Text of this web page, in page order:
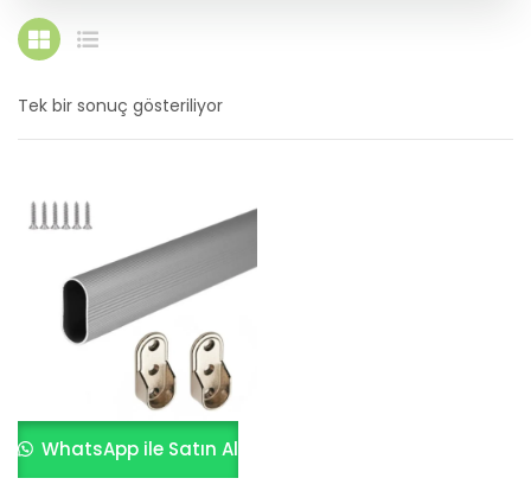
Tek bir sonuç gösteriliyor
WhatsApp ile Satın Al